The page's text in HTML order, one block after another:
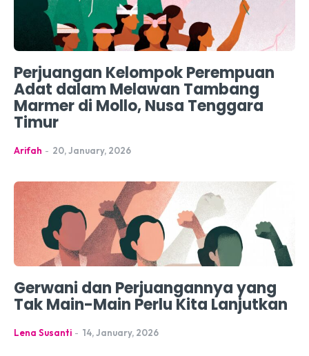
Perjuangan Kelompok Perempuan
Adat dalam Melawan Tambang
Marmer di Mollo, Nusa Tenggara
Timur
Arifah - 20, January, 2026
Gerwani dan Perjuangannya yang
Tak Main-Main Perlu Kita Lanjutkan
Lena Susanti - 14, January, 2026